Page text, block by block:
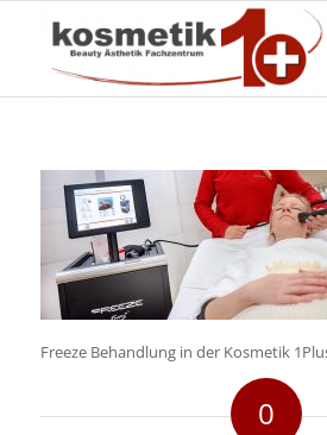
Freeze Behandlung in der Kosmetik
0